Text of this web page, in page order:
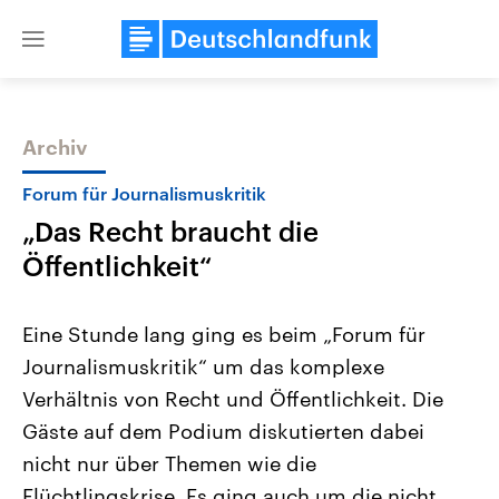
Close
Themen
Landtagswahl Sachsen-Anhalt
2026
Alle Informationen
Sachsen-Anhalt wählt am 6.
September 2026 einen neuen
Landtag. Seit 2021 wird das
Bundesland von einer Koalition aus
Aktuelle Beiträge,
Hintergründe
Wirtschaftlich und
gehören die Vereinigten
den mächtigsten Ländern
mit großem Einfluss auf
Archiv
Forum für Journalismuskritik
„Das Recht braucht die
Öffentlichkeit“
Eine Stunde lang ging es beim „Forum für
Journalismuskritik“ um das komplexe
Verhältnis von Recht und Öffentlichkeit. Die
Gäste auf dem Podium diskutierten dabei
nicht nur über Themen wie die